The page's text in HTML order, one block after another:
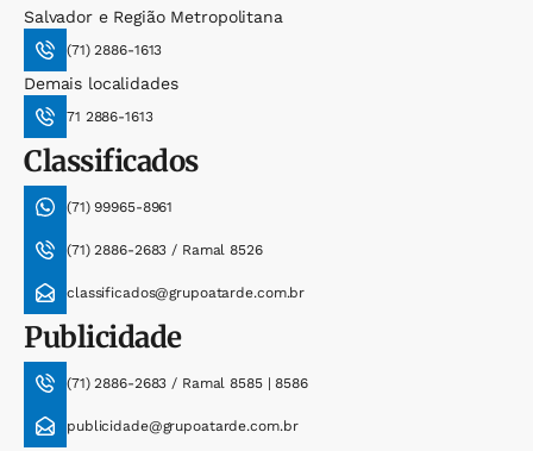
Salvador e Região Metropolitana
(71) 2886-1613
Demais localidades
71 2886-1613
Classificados
(71) 99965-8961
(71) 2886-2683 / Ramal 8526
classificados@grupoatarde.com.br
Publicidade
(71) 2886-2683 / Ramal 8585 | 8586
publicidade@grupoatarde.com.br